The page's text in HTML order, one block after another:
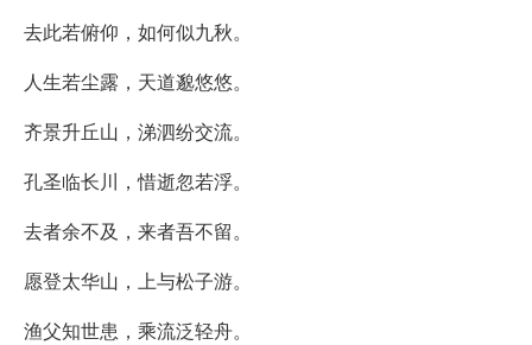
去此若俯仰，如何似九秋。
人生若尘露，天道邈悠悠。
齐景升丘山，涕泗纷交流。
孔圣临长川，惜逝忽若浮。
去者余不及，来者吾不留。
愿登太华山，上与松子游。
渔父知世患，乘流泛轻舟。